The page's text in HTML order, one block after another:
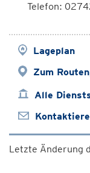
Telefon:
Lageplan
Zum
Alle
Letzte Änderung